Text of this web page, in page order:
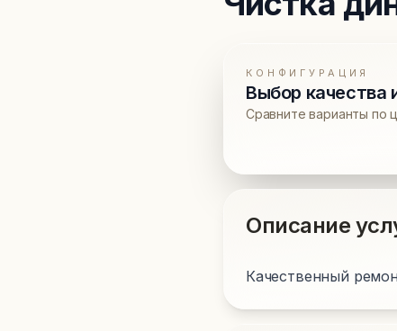
КОНФИГУРАЦИЯ
Выбор качества
Сравните варианты по
Описание
Качественный